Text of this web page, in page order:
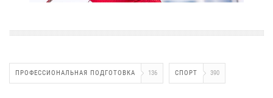
ПРОФЕССИОНАЛЬНАЯ ПОДГОТОВКА 136 СПОРТ 390